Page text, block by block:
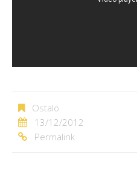
Ostalo
13/12/2012
Permalink